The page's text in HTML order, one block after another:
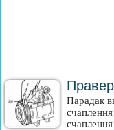
Парадак